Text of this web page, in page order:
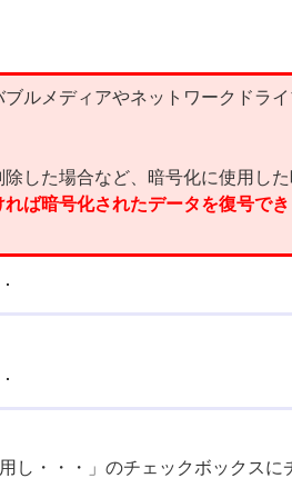
ルメディアやネットワークドラ
した場合など、暗号化に使用し
ば暗号化されたデータを復号で
・・・」のチェックボックスに